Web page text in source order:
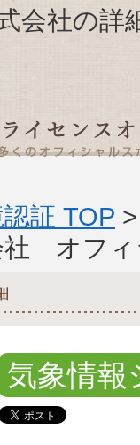
会社の詳
証 TOP
社 オフ
気象情報